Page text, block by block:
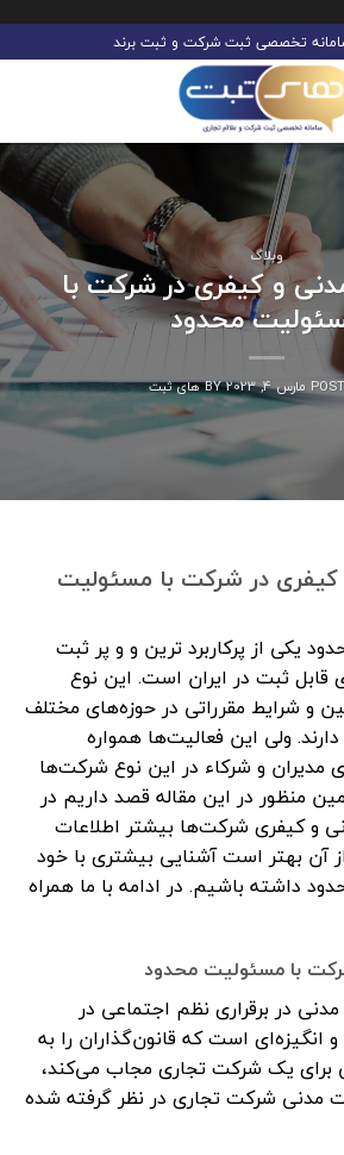
تخصصی ثبت شرکت و ثبت برند
وبلاگ
و کیفری در شرکت با
محدود
مارس 4, 2023 BY های ثبت
در شرکت با مسئولیت
یکی از پرکاربرد ترین و و پر ثبت
ثبت در ایران است. این نوع
و شرایط مقرراتی در حوزه‌های مختلف
ولی این فعالیت‌ها همواره
مدیران و شرکاء در این نوع شرکت‌ها
منظور در این مقاله قصد داریم در
و کیفری شرکت‌ها بیشتر اطلاعات
آن بهتر است آشنایی بیشتری با خود
داشته باشیم. در ادامه با ما همراه
با مسئولیت محدود
در برقراری نظم اجتماعی در
است که قانون‌گذاران را به
یک شرکت تجاری مجاب می‌کند،
مدنی شرکت تجاری در نظر گرفته شده